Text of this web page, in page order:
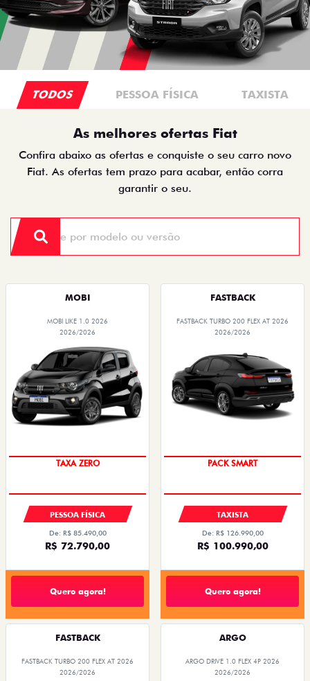
TODOS PESSOA FÍSICA TAXISTA
As melhores ofertas Fiat
Confira abaixo as ofertas e conquiste o seu carro novo
Fiat. As ofertas tem prazo para acabar, então corra
garantir o seu.
MOBI
MOBI LIKE 1.0 2026
2026/2026
PREÇO IMPERDÍVEL
PESSOA FÍSICA
De: R$ 85.490,00
R$ 72.790,00
Quero agora!
FASTBACK
FASTBACK TURBO 200 FLEX AT 2026
2026/2026
PACK SMART
TAXISTA
De: R$ 126.990,00
R$ 100.990,00
Quero agora!
FASTBACK
FASTBACK TURBO 200 FLEX AT 2026
2026/2026
ARGO
ARGO DRIVE 1.0 FLEX 4P 2026
2026/2026